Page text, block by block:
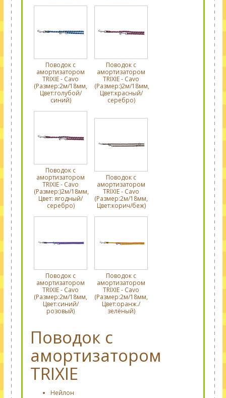
Поводок с
амортизатором
TRIXIE - Cavo
(Размер:2м/18мм,
Цвет:голубой/
синий)
Поводок с
амортизатором
TRIXIE - Cavo
(Размер:)2м/18мм,
Цвет:красный/
серебро)
Поводок с
амортизатором
TRIXIE - Cavo
(Размер:)2м/18мм,
Цвет: ягодный/
серебро)
Поводок с
амортизатором
TRIXIE - Cavo
(Размер:2м/18мм,
Цвет:корич/беж)
Поводок с
амортизатором
TRIXIE - Cavo
(Размер:2м/18мм,
Цвет:синий/
розовый)
Поводок с
амортизатором
TRIXIE - Cavo
(Размер:2м/18мм,
Цвет:оранж./
зелёный)
Поводок с
амортизатором
TRIXIE
Нейлон